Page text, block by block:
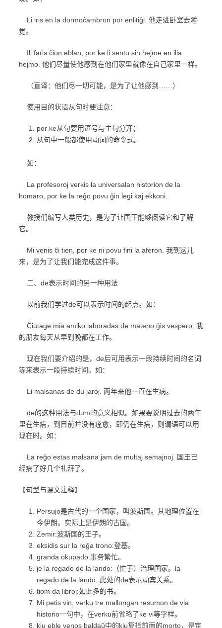
Li iris en la dormoĉambron por enlitiĝi. 他走进卧室去睡
觉。
Ili faris ĉion eblan, por ke li sentu sin hejme en ilia
hejmo. 他们尽量使他感到在他们家里就像在自己家里一样。
（直译：他们尽一切可能，是为了让他感到……）
使用目的状语从句时要注意：
por ke从句要用逗号与主句分开；
从句中一般都使用动词的命令式。
如：
La profesoroj verkis la universalan historion de la
homaro, por ke la reĝo povu ĝin legi kaj ekkoni.
教授们编写人类历史，是为了让国王能够阅读它和了解
它。
Mi venis ĉi tien, por ke ni povu fini la aferon. 我到这儿
来，是为了让我们能完成这件事。
二、de表示时间的另一种用法
以前我们学过de可以表示时间的起点。如：
Ĉiutage mia amiko laboradas de mateno ĝis vespero. 我
的朋友每天从早到晚都在工作。
现在我们要介绍的是，de后可用表示一段持续时间的名词
等来表示一段持续时间。如：
Li malsanas de du jaroj. 两年来他一直在生病。
de的这种用法与dum的意义相似。如果要说明过去的两年
里在生病，到目前并没有痊愈，即仍在生病，则谓语可以用
现在时。如：
La reĝo estas malsana jam de multaj semajnoj. 国王已
经病了好几个礼拜了。
【句型与课文注释】
Persujo是古代的一个国家，叫波斯国。其地理位置在
今伊朗。实际上是伊朗的古国。
Zemir:波斯国的王子。
eksidis sur la reĝa trono:登基。
granda okupado:事务繁忙。
je la regado de la lando:（忙于）治理国家。la
regado de la lando, 此处的de表示动宾关系。
tiom da libroj:如此多的书。
Mi petis vin, verku tre mallongan resumon de via
historio一句中，在verku前省略了ke vi等字样。
kiu eble venos baldaŭ中的kiu复指前面的morto，是定